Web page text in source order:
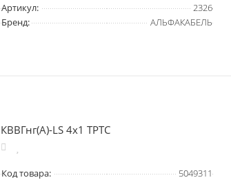
Артикул:
2326
Бренд:
АЛЬФАКАБЕЛЬ
КВВГнг(А)-LS 4х1 ТРТС
Код товара:
5049311